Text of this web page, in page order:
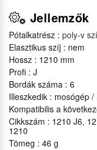
Jellemzők
Pótalkatrész : poly-v
Elasztikus szíj : nem
Hossz : 1210 mm
Profi : J
Bordák száma : 6
Illeszkedik : mosógép
Kompatibilis a
Cikkszám : 1210 J6,
1210
Tömeg : 46 g